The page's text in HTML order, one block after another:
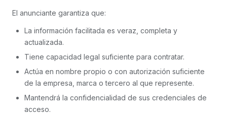
El anunciante garantiza que:
La información facilitada es veraz, completa y
actualizada.
Tiene capacidad legal suficiente para contratar.
Actúa en nombre propio o con autorización suficiente
de la empresa, marca o tercero al que represente.
Mantendrá la confidencialidad de sus credenciales de
acceso.